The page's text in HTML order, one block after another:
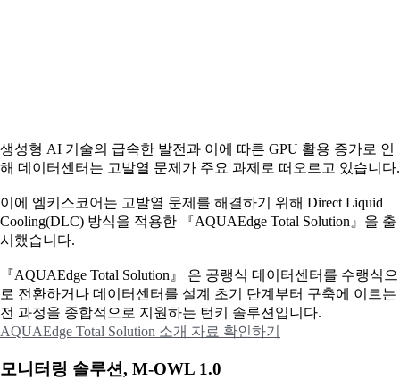
생성형 AI 기술의 급속한 발전과 이에 따른 GPU 활용 증가로 인
해 데이터센터는 고발열 문제가 주요 과제로 떠오르고 있습니다.
이에 엠키스코어는 고발열 문제를 해결하기 위해 Direct Liquid
Cooling(DLC) 방식을 적용한 『AQUAEdge Total Solution』을 출
시했습니다.
『AQUAEdge Total Solution』 은 공랭식 데이터센터를 수랭식으
로 전환하거나 데이터센터를 설계 초기 단계부터 구축에 이르는
전 과정을 종합적으로 지원하는 턴키 솔루션입니다.
AQUAEdge Total Solution 소개 자료 확인하기
모니터링 솔루션, M-OWL 1.0